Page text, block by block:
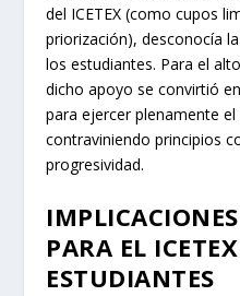
del ICETEX (como cupos
priorización), desconocía
los estudiantes. Para el
dicho apoyo se convirtió
para ejercer plenamente
contraviniendo principios
progresividad.
PARA EL
ESTUDIANTES